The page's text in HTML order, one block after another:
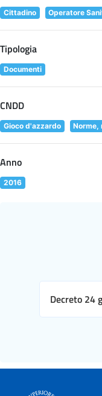
Cittadino Operatore
Tipologia
Documenti
CNDD
Gioco d'azzardo Norme,
Anno
2016
Decreto 24